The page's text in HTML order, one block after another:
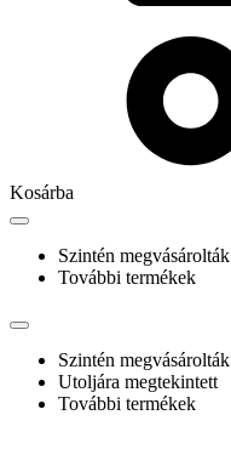
Kosárba
Szintén megvásárolták
További termékek
Szintén megvásárolták
Utoljára megtekintett
További termékek